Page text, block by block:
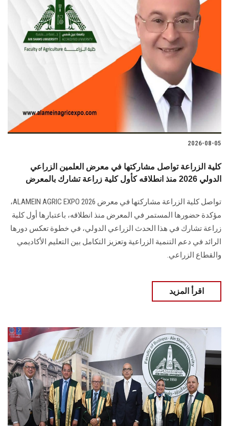
2026-08-05
كلية الزراعة تواصل مشاركتها في معرض العلمين الزراعي
الدولي 2026 منذ انطلاقه كأول كلية زراعة تشارك بالمعرض
تواصل كلية الزراعة مشاركتها في معرض ALAMEIN AGRIC EXPO 2026،
مؤكدة حضورها المستمر في المعرض منذ انطلاقه، باعتبارها أول كلية
زراعة تشارك في هذا الحدث الزراعي الدولي، في خطوة تعكس دورها
الرائد في دعم التنمية الزراعية وتعزيز التكامل بين التعليم الأكاديمي
والقطاع الزراعي.
اقرأ المزيد